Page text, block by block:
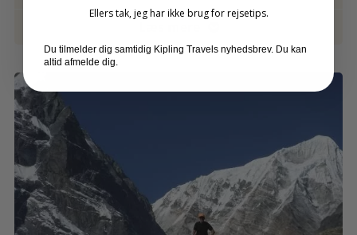
Ellers tak, jeg har ikke brug for rejsetips.
Du tilmelder dig samtidig Kipling Travels nyhedsbrev. Du kan
altid afmelde dig.